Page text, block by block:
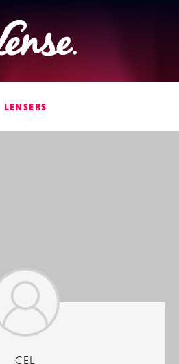
Lense
LENSERS
CEL